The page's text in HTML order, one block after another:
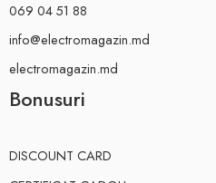
069 04 51 88
info@electromagazin.md
electromagazin.md
Bonusuri
DISCOUNT CARD